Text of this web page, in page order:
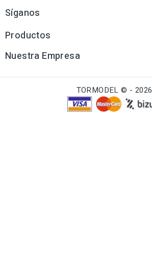
Síganos
Productos
Nuestra Empresa
TORMODEL © - 2026